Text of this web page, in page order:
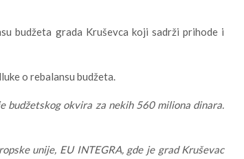
budžeta grada Kruševca koji sadrži prihode i
o rebalansu budžeta.
budžetskog okvira za nekih 560 miliona dinara.
unije, EU INTEGRA, gde je grad Kruševac